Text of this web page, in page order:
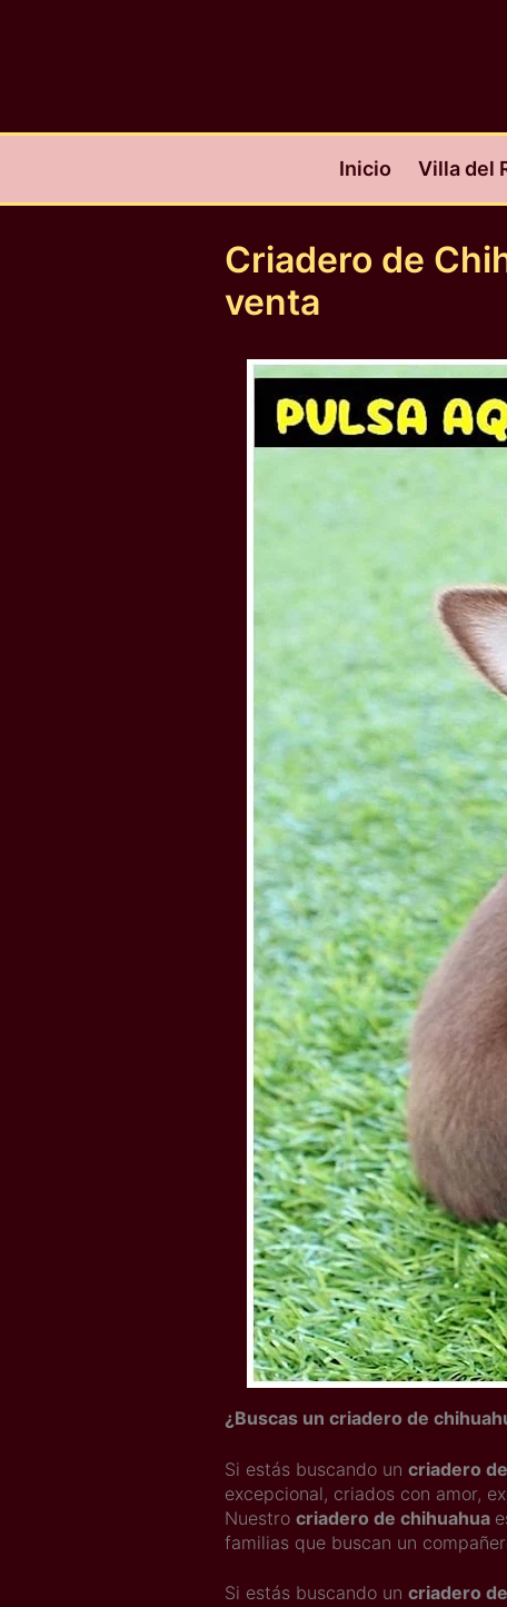
Inicio Villa del
Criadero de
venta
¿Buscas un criadero de
Si estás buscando un criadero
excepcional, criados con amor,
Nuestro criadero de chihuahua
familias que buscan un
Si estás buscando un criadero